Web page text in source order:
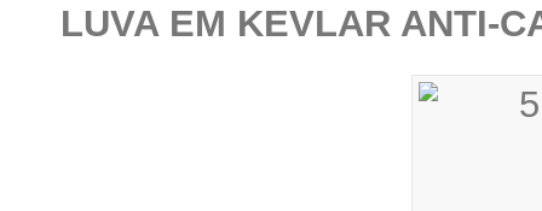
LUVA EM KEVLAR ANTI-